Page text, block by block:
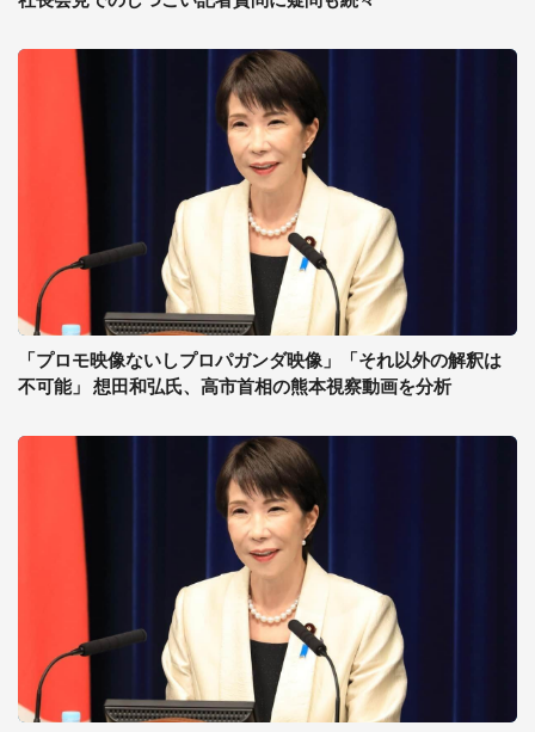
「プロモ映像ないしプロパガンダ映像」「それ以外の解釈は
不可能」 想田和弘氏、高市首相の熊本視察動画を分析